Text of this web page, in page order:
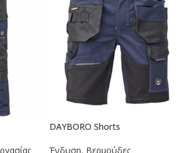
DAYBORO Shorts
Ένδυση, Βερμούδες